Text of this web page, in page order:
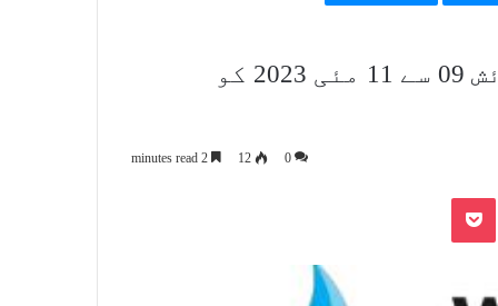
ورلڈ ہائیڈروجن 2023 سمٹ اور نمائش 09 سے 11 مئی 2023 کو
0
12